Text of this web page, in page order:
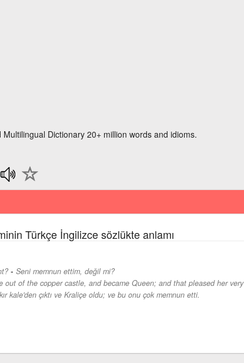
Dictionary 20+ million words and idioms.
Türkçe İngilizce sözlükte anlamı
- Seni memnun ettim, değil mi?
out of the copper castle, and became Queen; and that pleased her very
kale'den çıktı ve Kraliçe oldu; ve bu onu çok memnun etti.